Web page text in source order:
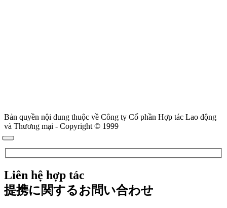
Bản quyền nội dung thuộc về Công ty Cổ phần Hợp tác Lao động
và Thương mại - Copyright © 1999
Liên hệ hợp tác
提携に関するお問い合わせ